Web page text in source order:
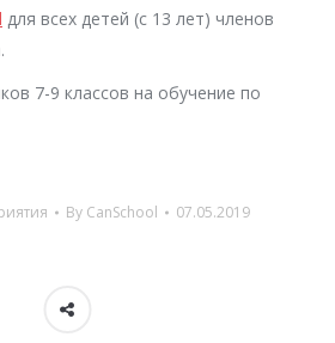
для всех детей (с 13 лет) членов
7-9 классов на обучение по
By CanSchool 07.05.2019